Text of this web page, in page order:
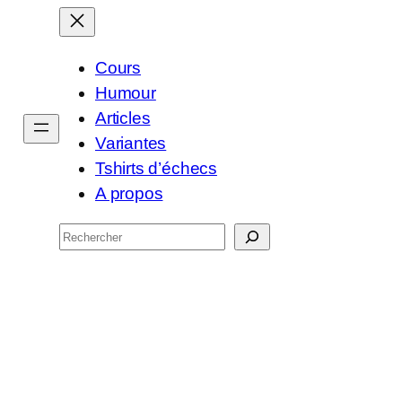
Cours
Humour
Articles
Variantes
Tshirts d’échecs
A propos
Rechercher